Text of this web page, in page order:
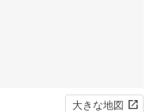
大きな地図